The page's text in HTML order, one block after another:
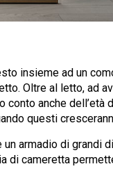
insieme ad un
Oltre al letto, ad
anche dell’età
questi
armadio di grandi
di cameretta